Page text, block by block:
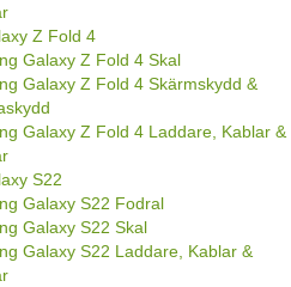
Z Fold 4
Galaxy Z Fold 4 Skal
Galaxy Z Fold 4 Skärmskydd &
Galaxy Z Fold 4 Laddare, Kablar &
S22
Galaxy S22 Fodral
Galaxy S22 Skal
Galaxy S22 Laddare, Kablar &